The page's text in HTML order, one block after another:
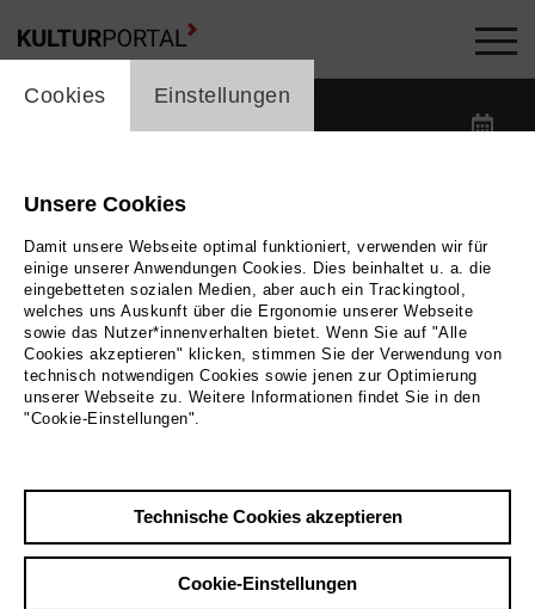
Kalender -
label_category
label_location
Filter zurücksetzen
cookie_layer
Cookies Einstellungen
Unsere Cookies
Damit unsere Webseite optimal funktioniert, verwenden wir für
einige unserer Anwendungen Cookies. Dies beinhaltet u. a. die
eingebetteten sozialen Medien, aber auch ein Trackingtool,
welches uns Auskunft über die Ergonomie unserer Webseite
sowie das Nutzer*innenverhalten bietet. Wenn Sie auf "Alle
Cookies akzeptieren" klicken, stimmen Sie der Verwendung von
technisch notwendigen Cookies sowie jenen zur Optimierung
unserer Webseite zu. Weitere Informationen findet Sie in den
"Cookie-Einstellungen".
Technische Cookies akzeptieren
Cookie-Einstellungen